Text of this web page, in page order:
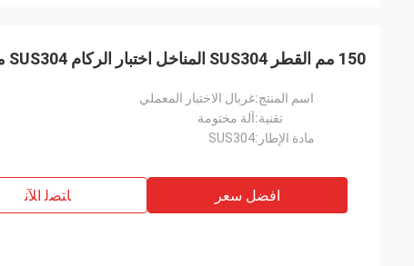
150 مم القطر SUS304 المناخل اختبار الركام SUS304 منخل الأسلاك المنسوجة
اسم المنتج:غربال الاختبار المعملي
تقنية:آلة مختومة
مادة الإطار:SUS304
افضل سعر ﺎﺘﺼﻟ ﺍﻶﻧ